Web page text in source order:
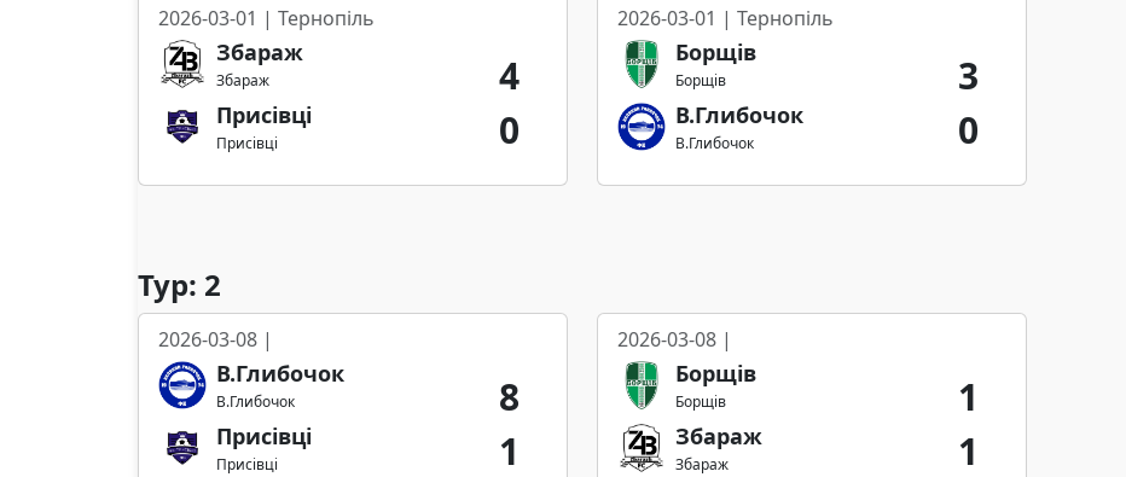
2026-03-01 | Тернопіль
Збараж
Збараж
Присівці
Присівці
4
0
2026-03-01 | Тернопіль
Борщів
Борщів
В.Глибочок
В.Глибочок
3
0
Тур: 2
2026-03-08 |
В.Глибочок
В.Глибочок
Присівці
Присівці
8
1
2026-03-08 |
Борщів
Борщів
Збараж
Збараж
1
1